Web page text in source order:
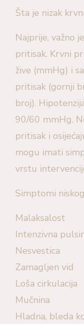
Šta je nizak
Najprije, važno
pritisak. Krvni
žive (mmHg) i
pritisak (gornji
broj).
90/60 mmHg.
pritisak i
mogu imati
vrstu
Simptomi
Malaksalost
Intenzivna
Nesvestica
Zamagljen vid
Loša cirkulacija
Mučnina
Hladna, bleda